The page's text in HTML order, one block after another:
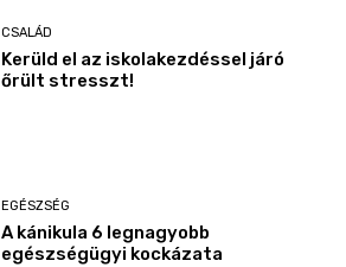
CSALÁD
Kerüld el az iskolakezdéssel járó
őrült stresszt!
EGÉSZSÉG
A kánikula 6 legnagyobb
egészségügyi kockázata